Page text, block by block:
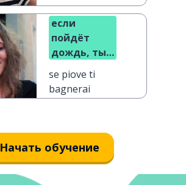
если
пойдёт
дождь, ты
se piove ti
bagnerai
Начать обучение